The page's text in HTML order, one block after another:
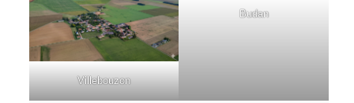
Villebouzon
Budan